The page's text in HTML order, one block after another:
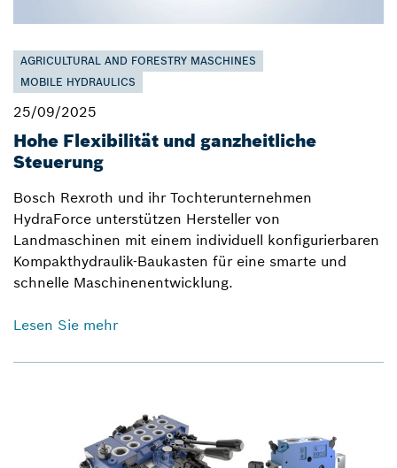
AGRICULTURAL AND FORESTRY MASCHINES
MOBILE HYDRAULICS
25/09/2025
Hohe Flexibilität und ganzheitliche
Steuerung
Bosch Rexroth und ihr Tochterunternehmen
HydraForce unterstützen Hersteller von
Landmaschinen mit einem individuell konfigurierbaren
Kompakthydraulik-Baukasten für eine smarte und
schnelle Maschinenentwicklung.
Lesen Sie mehr